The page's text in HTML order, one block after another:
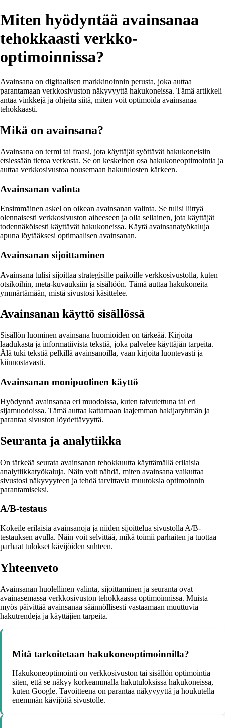
Miten hyödyntää avainsanaa
tehokkaasti verkko-
optimoinnissa?
Avainsana on digitaalisen markkinoinnin perusta, joka auttaa
parantamaan verkkosivuston näkyvyyttä hakukoneissa. Tämä artikkeli
antaa vinkkejä ja ohjeita siitä, miten voit optimoida avainsanaa
tehokkaasti.
Mikä on avainsana?
Avainsana on termi tai fraasi, jota käyttäjät syöttävät hakukoneisiin
etsiessään tietoa verkosta. Se on keskeinen osa hakukoneoptimointia ja
auttaa verkkosivustoa nousemaan hakutulosten kärkeen.
Avainsanan valinta
Ensimmäinen askel on oikean avainsanan valinta. Se tulisi liittyä
olennaisesti verkkosivuston aiheeseen ja olla sellainen, jota käyttäjät
todennäköisesti käyttävät hakukoneissa. Käytä avainsanatyökaluja
apuna löytääksesi optimaalisen avainsanan.
Avainsanan sijoittaminen
Avainsana tulisi sijoittaa strategisille paikoille verkkosivustolla, kuten
otsikoihin, meta-kuvauksiin ja sisältöön. Tämä auttaa hakukoneita
ymmärtämään, mistä sivustosi käsittelee.
Avainsanan käyttö sisällössä
Sisällön luominen avainsana huomioiden on tärkeää. Kirjoita
laadukasta ja informatiivista tekstiä, joka palvelee käyttäjän tarpeita.
Älä tuki tekstiä pelkillä avainsanoilla, vaan kirjoita luontevasti ja
kiinnostavasti.
Avainsanan monipuolinen käyttö
Hyödynnä avainsanaa eri muodoissa, kuten taivutettuna tai eri
sijamuodoissa. Tämä auttaa kattamaan laajemman hakijaryhmän ja
parantaa sivuston löydettävyyttä.
Seuranta ja analytiikka
On tärkeää seurata avainsanan tehokkuutta käyttämällä erilaisia
analytiikkatyökaluja. Näin voit nähdä, miten avainsana vaikuttaa
sivustosi näkyvyyteen ja tehdä tarvittavia muutoksia optimoinnin
parantamiseksi.
A/B-testaus
Kokeile erilaisia avainsanoja ja niiden sijoittelua sivustolla A/B-
testauksen avulla. Näin voit selvittää, mikä toimii parhaiten ja tuottaa
parhaat tulokset kävijöiden suhteen.
Yhteenveto
Avainsanan huolellinen valinta, sijoittaminen ja seuranta ovat
avainasemassa verkkosivuston tehokkaassa optimoinnissa. Muista
myös päivittää avainsanaa säännöllisesti vastaamaan muuttuvia
hakutrendeja ja käyttäjien tarpeita.
Mitä tarkoitetaan hakukoneoptimoinnilla?
Hakukoneoptimointi on verkkosivuston tai sisällön optimointia
siten, että se näkyy korkeammalla hakutuloksissa hakukoneissa,
kuten Google. Tavoitteena on parantaa näkyvyyttä ja houkutella
enemmän kävijöitä sivustolle.